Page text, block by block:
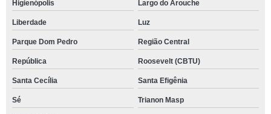
Higienópolis Largo do Arouche
Liberdade Luz
Parque Dom Pedro Região Central
República Roosevelt (CBTU)
Santa Cecília Santa Efigênia
Sé Trianon Masp